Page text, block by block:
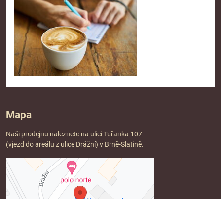
Mapa
Naši prodejnu naleznete na ulici Tuřanka 107
(vjezd do areálu z ulice Drážní) v Brně-Slatině.